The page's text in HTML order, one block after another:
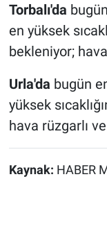
Torbalı'da
en yüksek
bekleniyor;
Urla'da bugün
yüksek
hava rüzgarlı
Kaynak: HABER